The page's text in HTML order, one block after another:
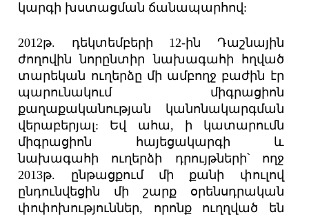
կարգի խստացման ճանապարհով:
2012թ. դեկտեմբերի 12-ին Դաշնային
ժողովին նորընտիր նախագահի հղված
տարեկան ուղերձը մի ամբողջ բաժին էր
պարունակում միգրացիոն
քաղաքականության կանոնակարգման
վերաբերյալ: Եվ ահա, ի կատարումն
միգրացիոն հայեցակարգի և
նախագահի ուղերձի դրույթների՝ ողջ
2013թ. ընթացքում մի քանի փուլով
ընդունվեցին մի շարք օրենսդրական
փոփոխություններ, որոնք ուղղված են